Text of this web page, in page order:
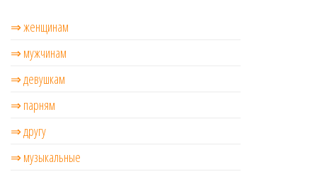
⇒ женщинам
⇒ мужчинам
⇒ девушкам
⇒ парням
⇒ другу
⇒ музыкальные